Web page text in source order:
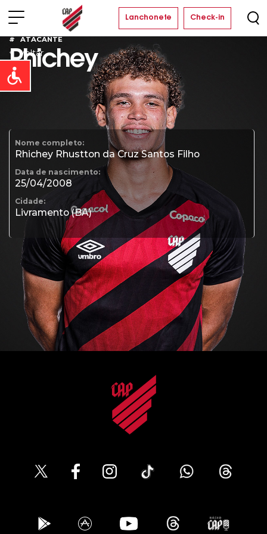
Open toolbar
Lanchonete Check-in
ATACANTE
Rhichey
Nome completo:
Rhichey Rhustton da Cruz Santos Filho
Data de nascimento:
25/04/2008
Cidade:
Livramento (BA)
Voltar